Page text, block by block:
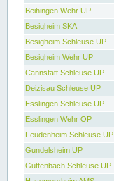
Beihingen Wehr UP
Besigheim SKA
Besigheim Schleuse UP
Besigheim Wehr UP
Cannstatt Schleuse UP
Deizisau Schleuse UP
Esslingen Schleuse UP
Esslingen Wehr OP
Feudenheim Schleuse UP
Gundelsheim UP
Guttenbach Schleuse UP